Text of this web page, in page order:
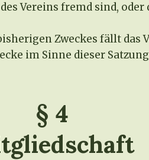
Vereins fremd sind,
Zweckes fällt das
im Sinne dieser
§ 4